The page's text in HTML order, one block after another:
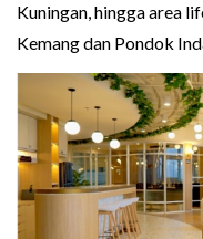
Kuningan, hingga area
Kemang dan Pondok